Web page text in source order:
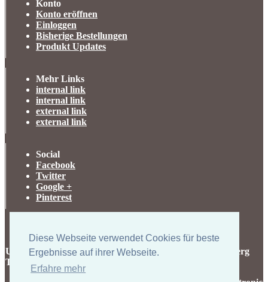
Diese Webseite verwendet Cookies für beste
Ergebnisse auf ihrer Webseite.
Erfahre mehr
Konto
Konto eröffnen
Einloggen
Bisherige Bestellungen
Produkt Updates
Mehr Links
internal link
internal link
external link
external link
Social
Facebook
Twitter
Google +
Pinterest
UK-electronic Jonas Lauer Ringstrasse 8 66894 Krähenberg
Tel. +49 (0)171 5347831